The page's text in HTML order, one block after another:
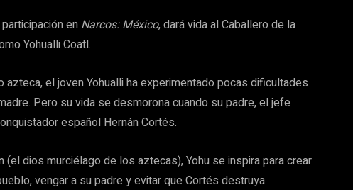
en Narcos: México, dará vida al Caballero de la
Yohualli Coatl.
el joven Yohualli ha experimentado pocas dificultades
Pero su vida se desmorona cuando su padre, el jefe
español Hernán Cortés.
dios murciélago de los aztecas), Yohu se inspira para crear
vengar a su padre y evitar que Cortés destruya